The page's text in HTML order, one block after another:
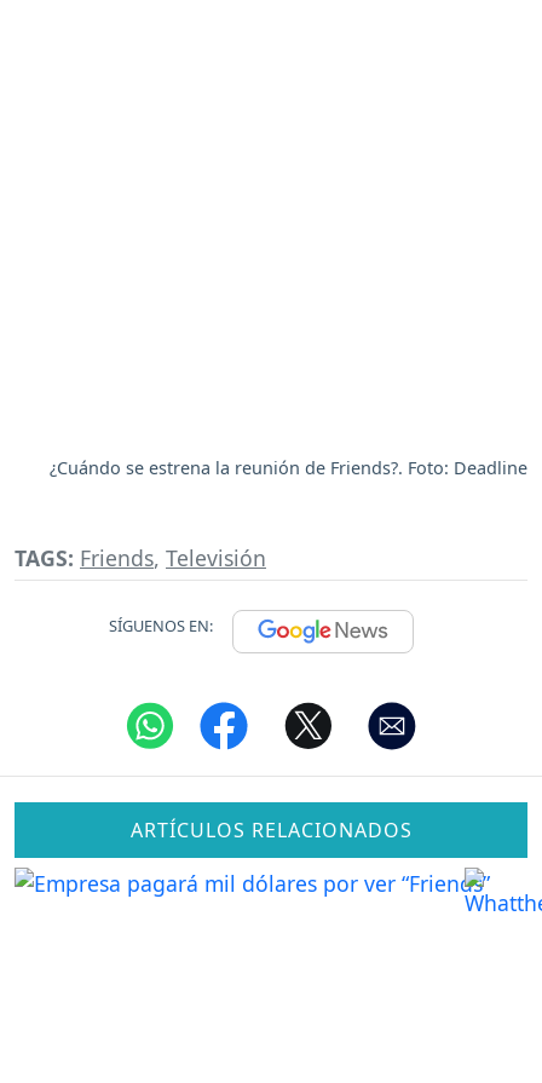
¿Cuándo se estrena la reunión de Friends?. Foto: Deadline
TAGS: Friends, Televisión
SÍGUENOS EN:
ARTÍCULOS RELACIONADOS